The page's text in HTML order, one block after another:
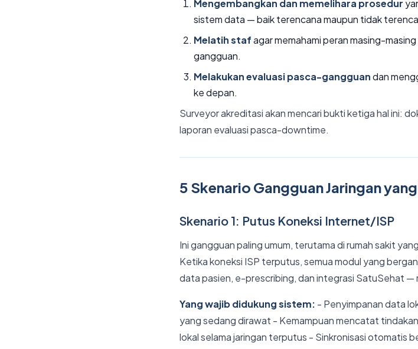
Mengembangkan dan memelihara prosedur
sistem data — baik terencana maupun tidak
Melatih stafagar memahami peran masing-
gangguan.
Melakukan evaluasi pasca-gangguandan
ke depan.
Surveyor akreditasi akan mencari bukti ketiga hal ini:
laporan evaluasi pasca-downtime.
5 Skenario Gangguan Jaringan
Skenario 1: Putus Koneksi Internet/ISP
Ini gangguan paling umum, terutama di rumah sakit
Ketika koneksi ISP terputus, semua modul yang
data pasien, e-prescribing, dan integrasi SatuSehat —
Yang wajib didukung sistem: - Penyimpanan data
yang sedang dirawat - Kemampuan mencatat
lokal selama jaringan terputus - Sinkronisasi otomatis